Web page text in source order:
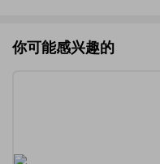
你可能感兴趣的